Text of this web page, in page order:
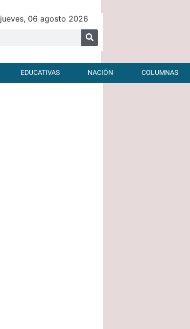
jueves, 06 agosto 2026
EDUCATIVAS NACIÓN COLUMNAS